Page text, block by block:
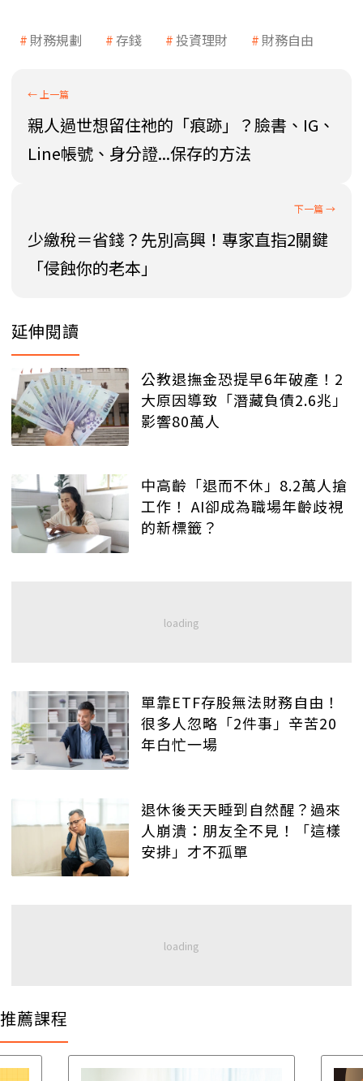
財務規劃 存錢 投資理財 財務自由
親人過世想留住祂的「痕跡」？臉書、IG、
Line帳號、身分證...保存的方法
少繳稅＝省錢？先別高興！專家直指2關鍵
「侵蝕你的老本」
延伸閱讀
公教退撫金恐提早6年破產！2
大原因導致「潛藏負債2.6兆」
影響80萬人
中高齡「退而不休」8.2萬人搶
工作！ AI卻成為職場年齡歧視
的新標籤？
單靠ETF存股無法財務自由！
很多人忽略「2件事」辛苦20
年白忙一場
退休後天天睡到自然醒？過來
人崩潰：朋友全不見！「這樣
安排」才不孤單
推薦課程